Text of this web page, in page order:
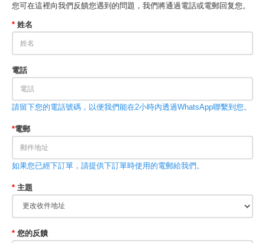
您可在這裡向我們反饋您遇到的問題，我們將通過電話或電郵回复您。
* 姓名
電話
請留下您的電話號碼，以便我們能在2小時內透過WhatsApp聯繫到您。
*電郵
如果您已經下訂單，請提供下訂單時使用的電郵給我們。
* 主題
* 您的反饋